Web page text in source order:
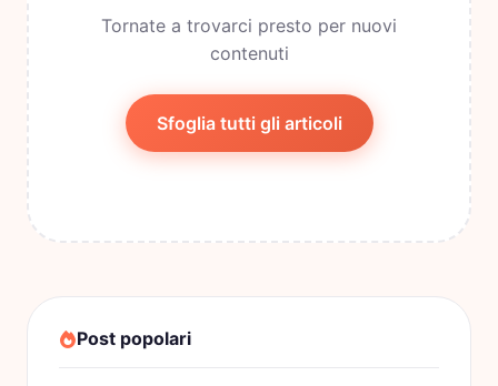
Tornate a trovarci presto per nuovi
contenuti
Sfoglia tutti gli articoli
Post popolari